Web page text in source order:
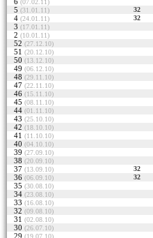
(07.02.11)
5 (31.01.11) 32
4 (24.01.11) 32
3 (17.01.11)
2 (10.01.11)
52 (27.12.10)
51 (20.12.10)
50 (13.12.10)
49 (06.12.10)
48 (29.11.10)
47 (22.11.10)
46 (15.11.10)
45 (08.11.10)
44 (01.11.10)
43 (25.10.10)
42 (18.10.10)
41 (11.10.10)
40 (04.10.10)
39 (27.09.10)
38 (20.09.10)
37 (13.09.10) 32
36 (06.09.10) 32
35 (30.08.10)
34 (23.08.10)
33 (16.08.10)
32 (09.08.10)
31 (02.08.10)
30 (26.07.10)
29 (19.07.10)